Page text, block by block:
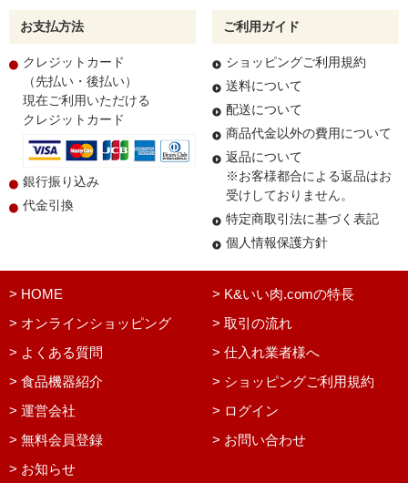
お支払方法
クレジットカード
（先払い・後払い）
現在ご利用いただける
クレジットカード
銀行振り込み
代金引換
ご利用ガイド
ショッピングご利用規約
送料について
配送について
商品代金以外の費用について
返品について
※お客様都合による返品はお
受けしておりません。
特定商取引法に基づく表記
個人情報保護方針
> HOME
> オンラインショッピング
> よくある質問
> 食品機器紹介
> 運営会社
> 無料会員登録
> お知らせ
> K&いい肉.comの特長
> 取引の流れ
> 仕入れ業者様へ
> ショッピングご利用規約
> ログイン
> お問い合わせ